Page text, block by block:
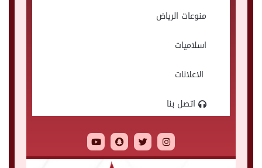
منوعات الرياض
اسلاميات
الاعلانات
اتصل بنا